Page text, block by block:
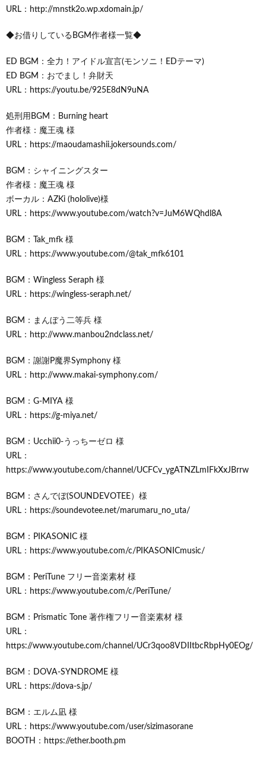
URL：http://mnstk2o.wp.xdomain.jp/
◆お借りしているBGM作者様一覧◆
ED BGM：全力！アイドル宣言(モンソニ！EDテーマ)
ED BGM：おでまし！弁財天
URL：https://youtu.be/925E8dN9uNA
処刑用BGM：Burning heart
作者様：魔王魂 様
URL：https://maoudamashii.jokersounds.com/
BGM：シャイニングスター
作者様：魔王魂 様
ボーカル：AZKi (hololive)様
URL：https://www.youtube.com/watch?v=JuM6WQhdl8A
BGM：Tak_mfk 様
URL：https://www.youtube.com/@tak_mfk6101
BGM：Wingless Seraph 様
URL：https://wingless-seraph.net/
BGM：まんぼう二等兵 様
URL：http://www.manbou2ndclass.net/
BGM：謝謝P魔界Symphony 様
URL：http://www.makai-symphony.com/
BGM：G-MIYA 様
URL：https://g-miya.net/
BGM：Ucchii0-うっちーゼロ 様
URL：
https://www.youtube.com/channel/UCFCv_ygATNZLmIFkXxJBrrw
BGM：さんでぼ(SOUNDEVOTEE）様
URL：https://soundevotee.net/marumaru_no_uta/
BGM：PIKASONIC 様
URL：https://www.youtube.com/c/PIKASONICmusic/
BGM：PeriTune フリー音楽素材 様
URL：https://www.youtube.com/c/PeriTune/
BGM：Prismatic Tone 著作権フリー音楽素材 様
URL：
https://www.youtube.com/channel/UCr3qoo8VDIItbcRbpHy0EOg/
BGM：DOVA-SYNDROME 様
URL：https://dova-s.jp/
BGM：エルム凪 様
URL：https://www.youtube.com/user/sizimasorane
BOOTH：https://ether.booth.pm